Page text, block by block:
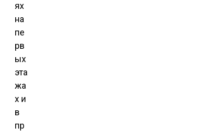
ях
на
пе
рв
ых
эта
жа
х и
в
пр